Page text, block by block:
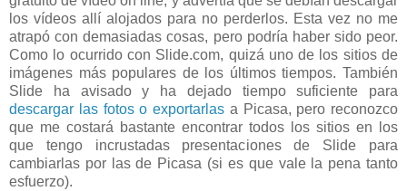
los vídeos allí alojados para no perderlos. Esta vez no me
atrapó con demasiadas cosas, pero podría haber sido peor.
Como lo ocurrido con Slide.com, quizá uno de los sitios de
imágenes más populares de los últimos tiempos. También
Slide ha avisado y ha dejado tiempo suficiente para
descargar las fotos o exportarlas a Picasa, pero reconozco
que me costará bastante encontrar todos los sitios en los
que tengo incrustadas presentaciones de Slide para
cambiarlas por las de Picasa (si es que vale la pena tanto
esfuerzo).